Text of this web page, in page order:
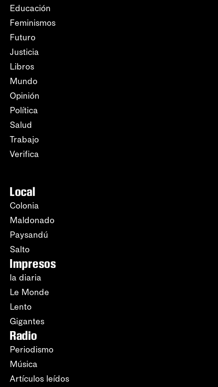
Educación
Feminismos
Futuro
Justicia
Libros
Mundo
Opinión
Política
Salud
Trabajo
Verifica
Local
Colonia
Maldonado
Paysandú
Salto
Impresos
la diaria
Le Monde
Lento
Gigantes
Radio
Periodismo
Música
Artículos leídos